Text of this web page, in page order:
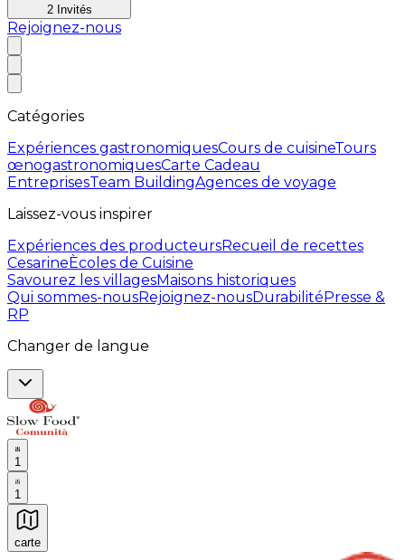
2 Invités
Rejoignez-nous
Catégories
Expériences gastronomiquesCours de cuisineTours
œnogastronomiquesCarte Cadeau
EntreprisesTeam BuildingAgences de voyage
Laissez-vous inspirer
Expériences des producteursRecueil de recettes
CesarineÈcoles de Cuisine
Savourez les villagesMaisons historiques
Qui sommes-nousRejoignez-nousDurabilitéPresse &
RP
Changer de langue
1
1
carte